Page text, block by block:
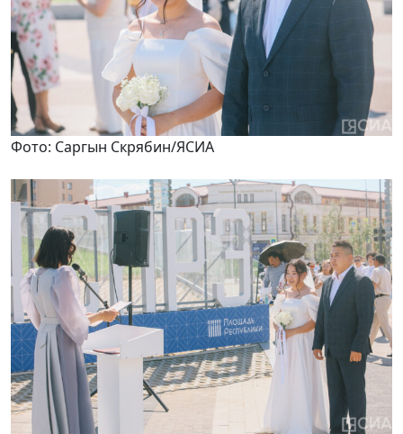
Фото: Саргын Скрябин/ЯСИА